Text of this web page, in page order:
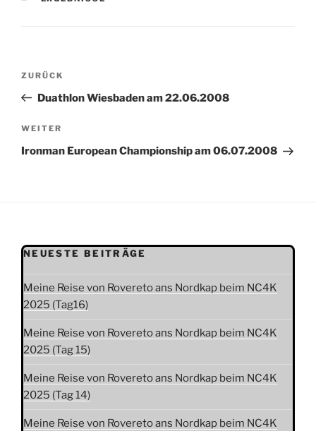
Beitragsnavigation
Vorheriger
Beitrag
ZURÜCK
Duathlon Wiesbaden am 22.06.2008
Nächster
Beitrag
WEITER
Ironman European Championship am 06.07.2008
NEUESTE BEITRÄGE
Meine Reise von Rovereto ans Nordkap beim NC4K
2025 (Tag16)
Meine Reise von Rovereto ans Nordkap beim NC4K
2025 (Tag 15)
Meine Reise von Rovereto ans Nordkap beim NC4K
2025 (Tag 14)
Meine Reise von Rovereto ans Nordkap beim NC4K